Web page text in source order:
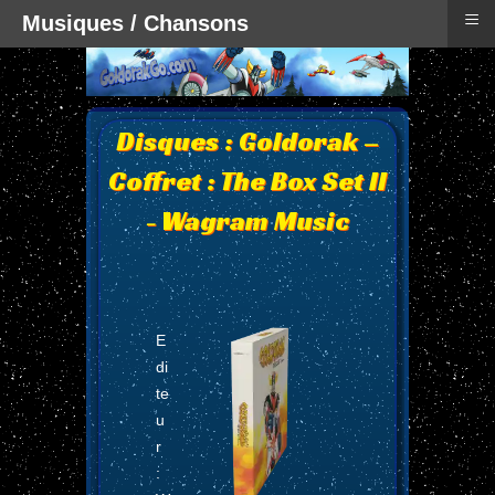
Disques : Goldorak –
Coffret : The Box Set II
- Wagram Music
E
di
te
u
r
:
Musiques / Chansons ≡